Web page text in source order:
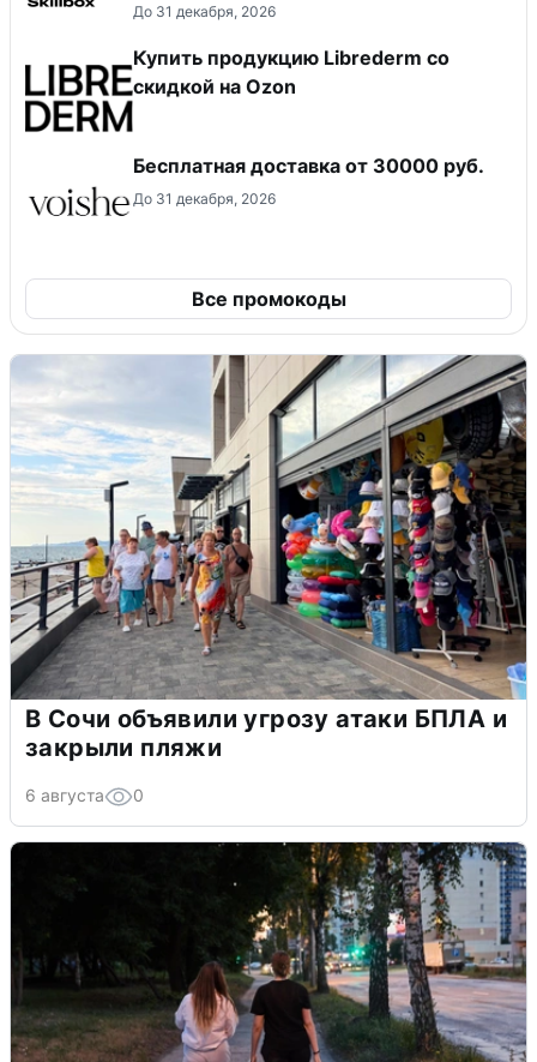
До 31 декабря, 2026
Купить продукцию Librederm со
скидкой на Ozon
Бесплатная доставка от 30000 руб.
До 31 декабря, 2026
Все промокоды
В Сочи объявили угрозу атаки БПЛА и
закрыли пляжи
6 августа 0